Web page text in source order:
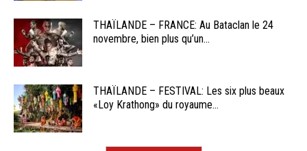
THAÏLANDE – FRANCE: Au Bataclan le 24
novembre, bien plus qu’un...
THAÏLANDE – FESTIVAL: Les six plus beaux
«Loy Krathong» du royaume...